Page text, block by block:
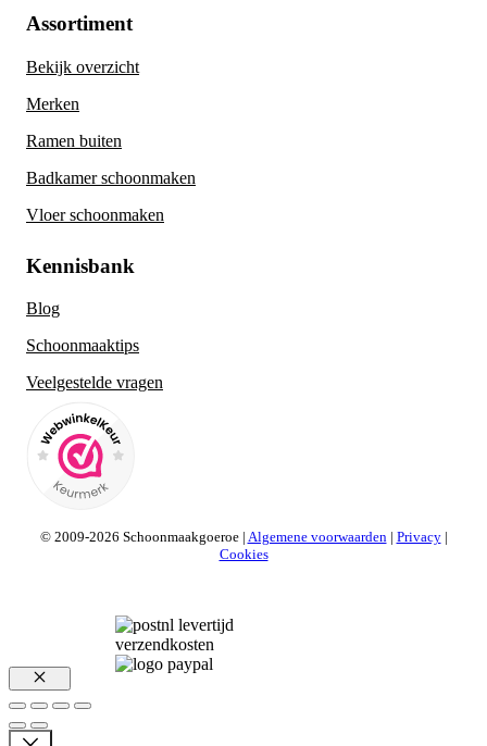
Assortiment
Bekijk overzicht
Merken
Ramen buiten
Badkamer schoonmaken
Vloer schoonmaken
Kennisbank
Blog
Schoonmaaktips
Veelgestelde vragen
© 2009-2026 Schoonmaakgoeroe | Algemene voorwaarden | Privacy|
Cookies
Sluiten